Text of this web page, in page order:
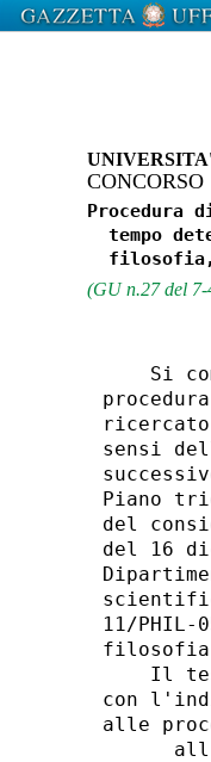
CONCORSO
Procedura
tempo
(GU n.27 del
Si
sensi
Piano
del
del 16
11/
Il
con
alle